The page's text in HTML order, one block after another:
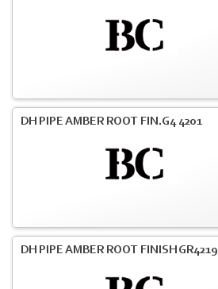
DH PIPE AMBER ROOT FIN.G4 4201
DH PIPE AMBER ROOT FINISH GR4219